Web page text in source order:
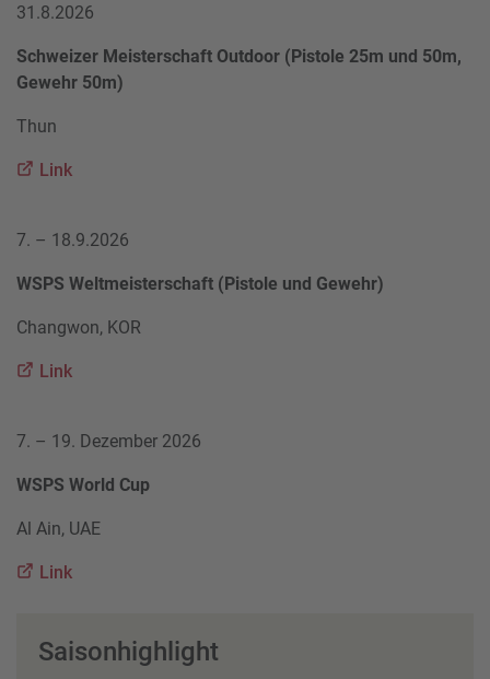
31.8.2026
Schweizer Meisterschaft Outdoor (Pistole 25m und 50m,
Gewehr 50m)
Thun
Link
7. – 18.9.2026
WSPS Weltmeisterschaft (Pistole und Gewehr)
Changwon, KOR
Link
7. – 19. Dezember 2026
WSPS World Cup
Al Ain, UAE
Link
Saisonhighlight